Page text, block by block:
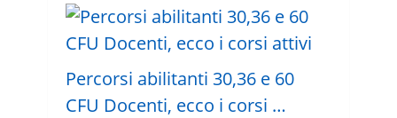
Percorsi abilitanti 30,36 e 60
CFU Docenti, ecco i corsi …